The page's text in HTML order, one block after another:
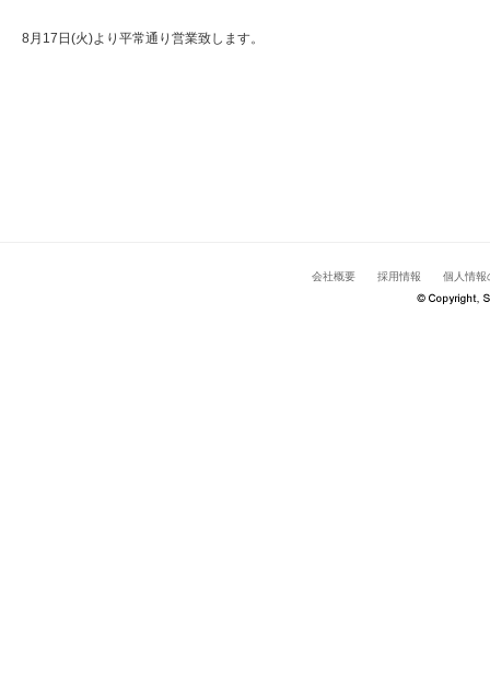
8月17日(火)より平常通り営業致します。
会社概要 採用情報 個人情報